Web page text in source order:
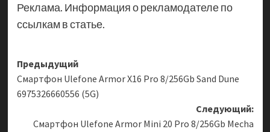
Реклама. Информация о рекламодателе по
ссылкам в статье.
Навигация
записи
Предыдущий
Смартфон Ulefone Armor X16 Pro 8/256Gb Sand Dune
6975326660556 (5G)
Следующий:
Смартфон Ulefone Armor Mini 20 Pro 8/256Gb Mecha